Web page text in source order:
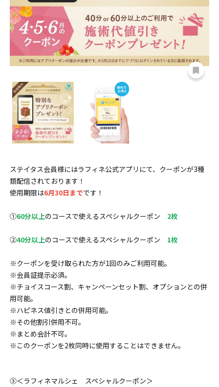
ステイタス会員様にはラフィネ公式アプリにて、クーポンが3種
類配信されております！
使用期限は6月30日までです！
①60分以上のコースで使えるスペシャルクーポン 2枚
②40分以上のコースで使えるスペシャルクーポン 1枚
※クーポンを受け取られた方が1回のみご利用可能。
※会員証提示必須。
※チョイスコース割、キャンペーンセット割、オプションとの併
用可能。
※ハピネス値引きとの併用可能。
※その他割引併用不可。
※まとめ会計不可。
※このクーポンを2枚同時に使用することはできません。
③＜ラフィネマルシェ スペシャルクーポン＞